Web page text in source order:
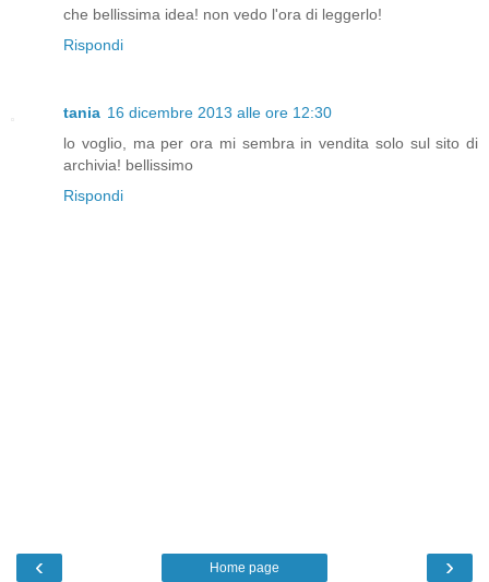
che bellissima idea! non vedo l'ora di leggerlo!
Rispondi
tania 16 dicembre 2013 alle ore 12:30
lo voglio, ma per ora mi sembra in vendita solo sul sito di
archivia! bellissimo
Rispondi
‹ ›
Home page